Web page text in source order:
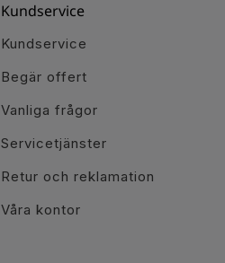
Kundservice
Kundservice
Begär offert
Vanliga frågor
Servicetjänster
Retur och reklamation
Våra kontor